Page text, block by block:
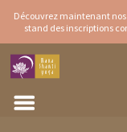
contenu
principal
Découvrez maintenant
stand des inscriptions